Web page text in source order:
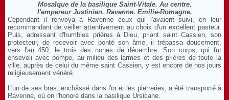
Mosaïque de la basilique Saint-Vitale. Au centre,
l'empereur Justinien. Ravenne. Emilie-Romagne.
Cependant il renvoya à Ravenne ceux qui l'avaient suivi, en leur
recommandant de veiller attentivement au choix d'un excellent pasteur.
Puis, adressant d'humbles prières à Dieu, priant saint Cassien, son
protecteur, de recevoir avec bonté son âme, il trépassa doucement,
vers l'an 450, le trois des nones de décembre. Son corps, qui fut
enseveli avec pompe, au milieu des larmes et des prières de toute la
ville, auprès de celui du même saint Cassien, y est encore de nos jours
religieusement vénéré.
L'un de ses bras, enchâssé dans l'or et les pierreries, a été transporté à
Ravenne, où on l'honore dans la basilique Ursicane.